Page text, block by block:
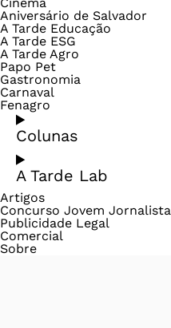
Aniversário de Salvador
A Tarde Educação
A Tarde ESG
A Tarde Agro
Papo Pet
Gastronomia
Carnaval
Fenagro
Colunas
A Tarde Lab
Artigos
Concurso Jovem Jornalista
Publicidade Legal
Comercial
Sobre